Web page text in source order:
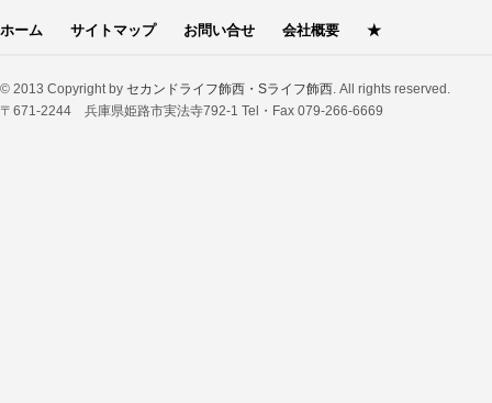
ホーム サイトマップ お問い合せ 会社概要 ★
© 2013 Copyright by セカンドライフ飾西・Sライフ飾西. All rights reserved.
〒671-2244 兵庫県姫路市実法寺792-1 Tel・Fax 079-266-6669